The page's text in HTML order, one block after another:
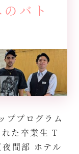
バト
ププログラム
た卒業生 T
間部 ホテル